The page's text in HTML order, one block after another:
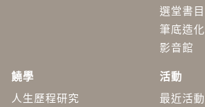
選堂書目
筆底造化
影音館
饒學
人生歷程研究
活動
最近活動